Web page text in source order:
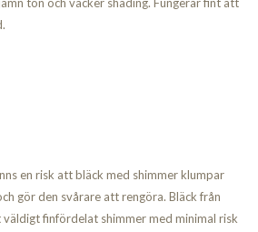
ton och vacker shading. Fungerar fint att
en risk att bläck med shimmer klumpar
gör den svårare att rengöra. Bläck från
väldigt finfördelat shimmer med minimal risk